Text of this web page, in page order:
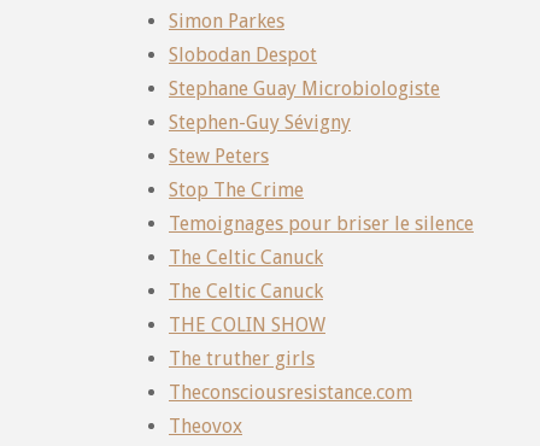
Simon Parkes
Slobodan Despot
Stephane Guay Microbiologiste
Stephen-Guy Sévigny
Stew Peters
Stop The Crime
Temoignages pour briser le silence
The Celtic Canuck
The Celtic Canuck
THE COLIN SHOW
The truther girls
Theconsciousresistance.com
Theovox